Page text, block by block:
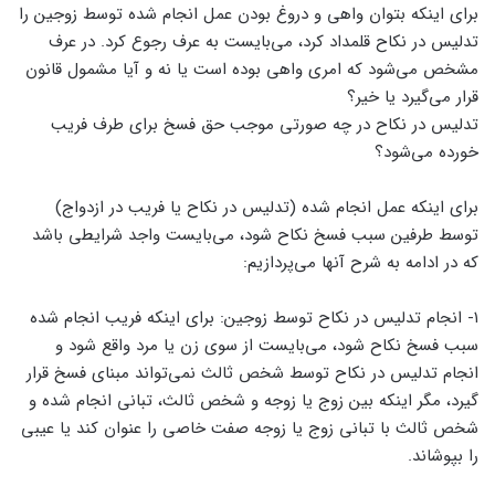
برای اینکه بتوان واهی و دروغ بودن عمل انجام شده توسط زوجین را
تدلیس در نکاح قلمداد کرد، می‌بایست به عرف رجوع کرد. در عرف
مشخص می‌شود که امری واهی بوده است یا نه و آیا مشمول قانون
قرار می‌گیرد یا خیر؟
تدلیس در نکاح در چه صورتی موجب حق فسخ برای طرف فریب
خورده می‌شود؟
برای اینکه عمل انجام شده (تدلیس در نکاح یا فریب در ازدواج)
توسط طرفین سبب فسخ نکاح شود، می‌بایست واجد شرایطی باشد
که در ادامه به شرح آنها می‌پردازیم:
۱- انجام تدلیس در نکاح توسط زوجین: برای اینکه فریب انجام شده
سبب فسخ نکاح شود، می‌بایست از سوی زن یا مرد واقع شود و
انجام تدلیس در نکاح توسط شخص ثالث نمی‌تواند مبنای فسخ قرار
گیرد، مگر اینکه بین زوج یا زوجه و شخص ثالث، تبانی انجام شده و
شخص ثالث با تبانی زوج یا زوجه صفت خاصی را عنوان کند یا عیبی
را بپوشاند.